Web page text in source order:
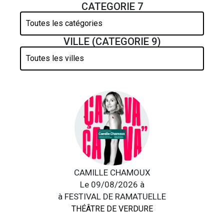
CATEGORIE 7
VILLE (CATEGORIE 9)
CAMILLE CHAMOUX
Le 09/08/2026 à
à FESTIVAL DE RAMATUELLE
THÉÂTRE DE VERDURE